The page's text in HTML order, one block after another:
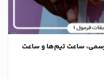
۱؛ تایم‌کیپر رسمی، ساعت تیم‌ها و ساعت